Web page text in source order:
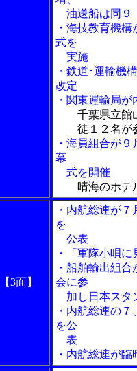
油送船は同９
・海技教育機
式を
実施
・鉄道･運輸機
改定
・関東運輸局
千葉県立館
徒１２名が
・海員組合が
幕
式を開催
晴海のホテ
【3面】
・内航総連が
を
公表
・「軍隊小唄
・船舶輸出組
会に参
加し日本スタ
・内航総連の
を公
表
・内航総連が